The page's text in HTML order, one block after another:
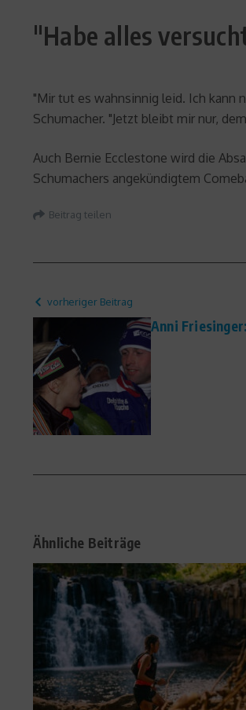
"Habe alles
"Mir tut es wahnsinnig leid. Ich kann
Schumacher. "Jetzt bleibt mir nur,
Auch Bernie Ecclestone wird die
Schumachers angekündigtem
Beitrag teilen
vorheriger Beitrag
Anni
Ähnliche Beiträge